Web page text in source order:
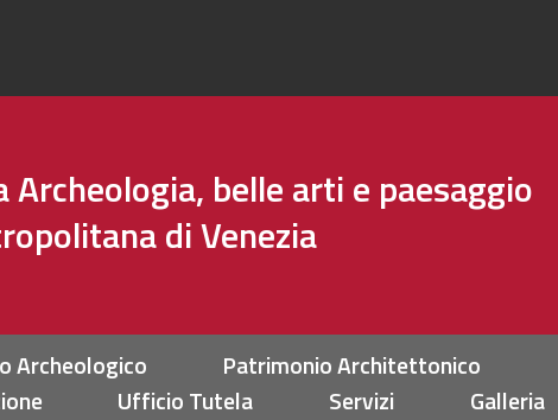
Archeologia, belle arti e paesaggio
di Venezia
Archeologico Patrimonio Architettonico
Ufficio Tutela Servizi Galleria